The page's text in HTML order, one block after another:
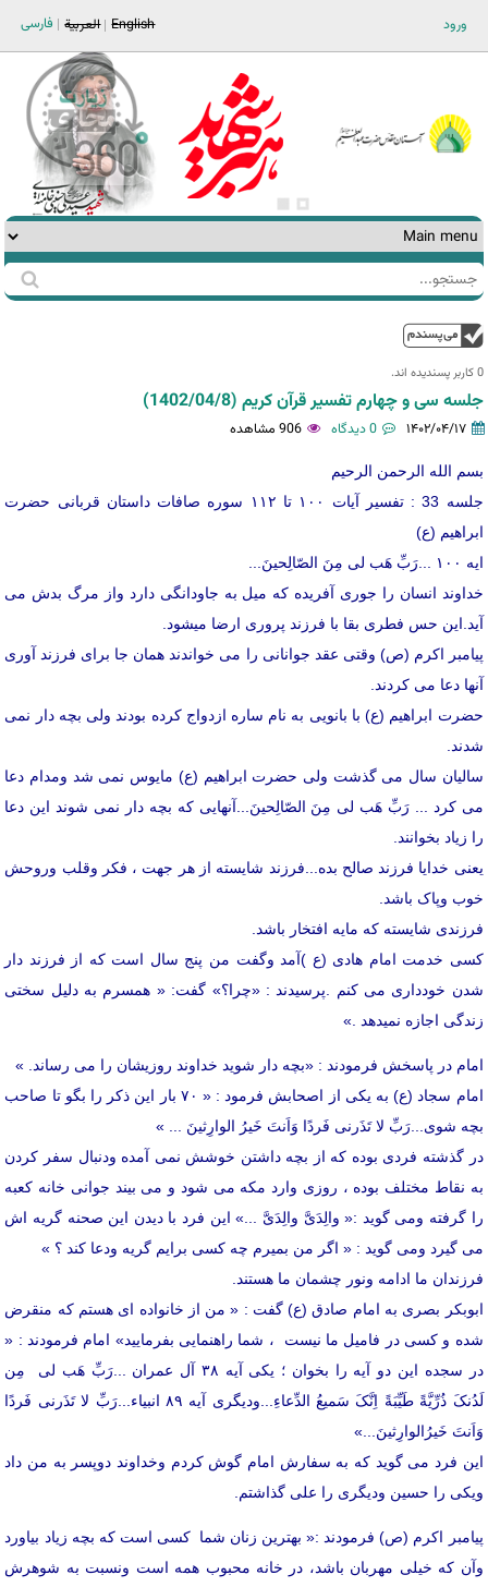
ورود فارسی العربية English
فرم
جستجو
جستجو
0 کاربر پسندیده اند.‎
جلسه سی و چهارم تفسیر قرآن کریم (1402/04/8)
۱۴۰۲/۰۴/۱۷ 0 دیدگاه 906 مشاهده
بسم الله الرحمن الرحیم
جلسه 33 : تفسیر آیات ۱۰۰ تا ۱۱۲ سوره صافات داستان قربانی حضرت
ابراهیم (ع)
ایه ۱۰۰ ...رَبِّ هَب لی مِنَ الصّالِحینَ...
خداوند انسان را جوری آفریده که میل به جاودانگی دارد واز مرگ بدش می
آید.این حس فطری بقا با فرزند پروری ارضا میشود.
پیامبر اکرم (ص) وقتی عقد جوانانی را می خواندند همان جا برای فرزند آوری
آنها دعا می کردند.
حضرت ابراهیم (ع) با بانویی به نام ساره ازدواج کرده بودند ولی بچه دار نمی
شدند.
سالیان سال می گذشت ولی حضرت ابراهیم (ع) مایوس نمی شد ومدام دعا
می کرد ... رَبِّ هَب لی مِنَ الصّالِحینَ...آنهایی که بچه دار نمی شوند این دعا
را زیاد بخوانند.
یعنی خدایا فرزند صالح بده...فرزند شایسته از هر جهت ، فکر وقلب وروحش
خوب وپاک باشد.
فرزندی شایسته که مایه افتخار باشد.
کسی خدمت امام هادی (ع )آمد وگفت من پنج سال است که از فرزند دار
شدن خودداری می کنم .پرسیدند : «چرا؟» گفت: « همسرم به دلیل سختی
زندگی اجازه نمیدهد .»
امام در پاسخش فرمودند : «بچه دار شوید خداوند روزیشان را می رساند. »
امام سجاد (ع) به یکی از اصحابش فرمود : « ۷۰ بار این ذکر را بگو تا صاحب
بچه شوی...رَبِّ لا تَذَرنی فَردًا وَاَنتَ خَیرُ الوارِثینَ ... »
در گذشته فردی بوده که از بچه داشتن خوشش نمی آمده ودنبال سفر کردن
به نقاط مختلف بوده ، روزی وارد مکه می شود و می بیند جوانی خانه کعبه
را گرفته ومی گوید :« والِدَیَّ والِدَیَّ ...» این فرد با دیدن این صحنه گریه اش
می گیرد ومی گوید : « اگر من بمیرم چه کسی برایم گریه ودعا کند ؟ »
فرزندان ما ادامه ونور چشمان ما هستند.
ابوبکر بصری به امام صادق (ع) گفت : « من از خانواده ای هستم که منقرض
شده و کسی در فامیل ما نیست ، شما راهنمایی بفرمایید» امام فرمودند : «
در سجده این دو آیه را بخوان ؛ یکی آیه ۳۸ آل عمران ...رَبِّ هَب لی مِن
لَدُنکَ ذُرِّیَّةً طَیِّبَةً اِنَّکَ سَمیعُ الدِّعاءِ...ودیگری آیه ۸۹ انبیاء...رَبِّ لا تَذَرنی فَردًا
وَاَنتَ خَیرُالوارِثینَ...»
این فرد می گوید که به سفارش امام گوش کردم وخداوند دوپسر به من داد
ویکی را حسین ودیگری را علی گذاشتم.
پیامبر اکرم (ص) فرمودند :« بهترین زنان شما کسی است که بچه زیاد بیاورد
وآن که خیلی مهربان باشد، در خانه محبوب همه است ونسبت به شوهرش